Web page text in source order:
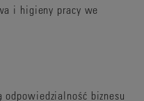
i higieny pracy we
odpowiedzialność biznesu